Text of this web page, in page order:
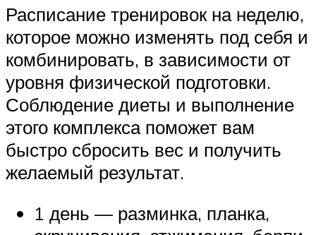
Расписание тренировок на неделю,
которое можно изменять под себя и
комбинировать, в зависимости от
уровня физической подготовки.
Соблюдение диеты и выполнение
этого комплекса поможет вам
быстро сбросить вес и получить
желаемый результат.
1 день — разминка, планка,